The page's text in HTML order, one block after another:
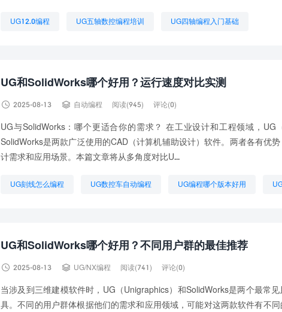
UG12.0编程 UG五轴数控编程培训 UG四轴编程入门基础
UG和SolidWorks哪个好用？运行速度对比实测
 2025-08-13  自动编程 阅读(945) 评论(0)
UG与SolidWorks：哪个更适合你的需求？ 在工业设计和工程领域，UG
SolidWorks是两款广泛使用的CAD（计算机辅助设计）软件。两者各有优
计需求和应用场景。本篇文章将从多角度对比U...
UG刻线怎么编程 UG数控车自动编程 UG编程哪个版本好用
UG和SolidWorks哪个好用？不同用户群的最佳推荐
 2025-08-13  UG/NX编程 阅读(741) 评论(0)
当涉及到三维建模软件时，UG（Unigraphics）和SolidWorks是两个最常
具。不同的用户群体根据他们的需求和应用领域，可能对这两款软件有不